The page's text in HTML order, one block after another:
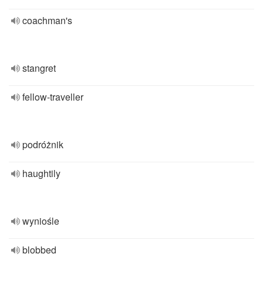
coachman's
stangret
fellow-traveller
podróżnik
haughtily
wyniośle
blobbed